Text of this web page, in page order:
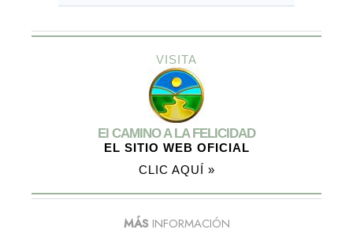
VISITA
El CAMINO A LA FELICIDAD
EL SITIO WEB OFICIAL
CLIC AQUÍ »
MÁSINFORMACIÓN